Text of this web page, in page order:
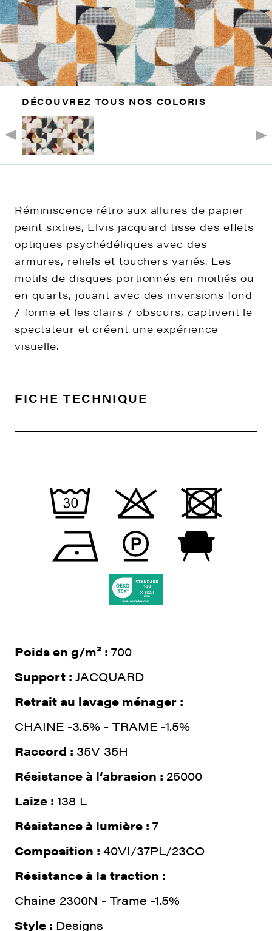
DÉCOUVREZ TOUS NOS COLORIS
Réminiscence rétro aux allures de papier
peint sixties, Elvis jacquard tisse des effets
optiques psychédéliques avec des
armures, reliefs et touchers variés. Les
motifs de disques portionnés en moitiés ou
en quarts, jouant avec des inversions fond
/ forme et les clairs / obscurs, captivent le
spectateur et créent une expérience
visuelle.
FICHE TECHNIQUE
Poids en g/m² : 700
Support : JACQUARD
Retrait au lavage ménager :
CHAINE -3.5% - TRAME -1.5%
Raccord : 35V 35H
Résistance à l‘abrasion : 25000
Laize : 138 L
Résistance à lumière : 7
Composition : 40VI/37PL/23CO
Résistance à la traction :
Chaine 2300N - Trame -1.5%
Style : Designs